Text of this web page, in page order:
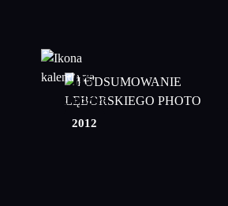
05
grudzień
2012